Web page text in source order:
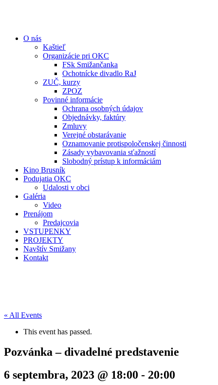
O nás
Kaštieľ
Organizácie pri OKC
FSk Smižančanka
Ochotnícke divadlo RaJ
ZUČ, kurzy
ZPOZ
Povinné informácie
Ochrana osobných údajov
Objednávky, faktúry
Zmluvy
Verejné obstarávanie
Oznamovanie protispoločenskej činnosti
Zásady vybavovania sťažností
Slobodný prístup k informáciám
Kino Brusník
Podujatia OKC
Udalosti v obci
Galéria
Video
Prenájom
Predajcovia
VSTUPENKY
PROJEKTY
Navštív Smižany
Kontakt
« All Events
This event has passed.
Pozvánka – divadelné predstavenie
6 septembra, 2023 @ 18:00 - 20:00